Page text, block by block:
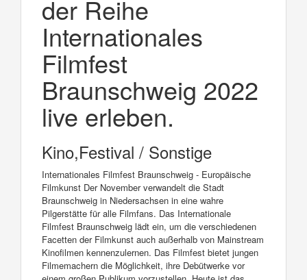
der Reihe
Internationales
Filmfest
Braunschweig 2022
live erleben.
Kino,Festival / Sonstige
Internationales Filmfest Braunschweig - Europäische
Filmkunst Der November verwandelt die Stadt
Braunschweig in Niedersachsen in eine wahre
Pilgerstätte für alle Filmfans. Das Internationale
Filmfest Braunschweig lädt ein, um die verschiedenen
Facetten der Filmkunst auch außerhalb von Mainstream
Kinofilmen kennenzulernen. Das Filmfest bietet jungen
Filmemachern die Möglichkeit, ihre Debütwerke vor